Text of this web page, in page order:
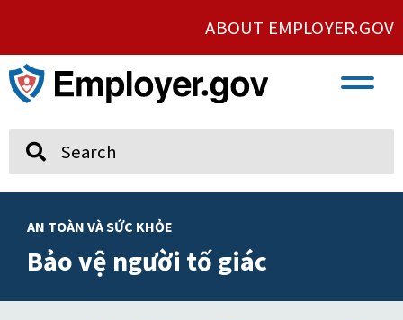
ABOUT EMPLOYER.GOV
AN TOÀN VÀ SỨC KHỎE
Bảo vệ người tố giác